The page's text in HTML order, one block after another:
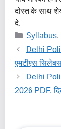
दोस्त के साथ
दे.
Syllabus,
Delhi
एमटीएस सिलेबस
Delhi
2026 PDF,